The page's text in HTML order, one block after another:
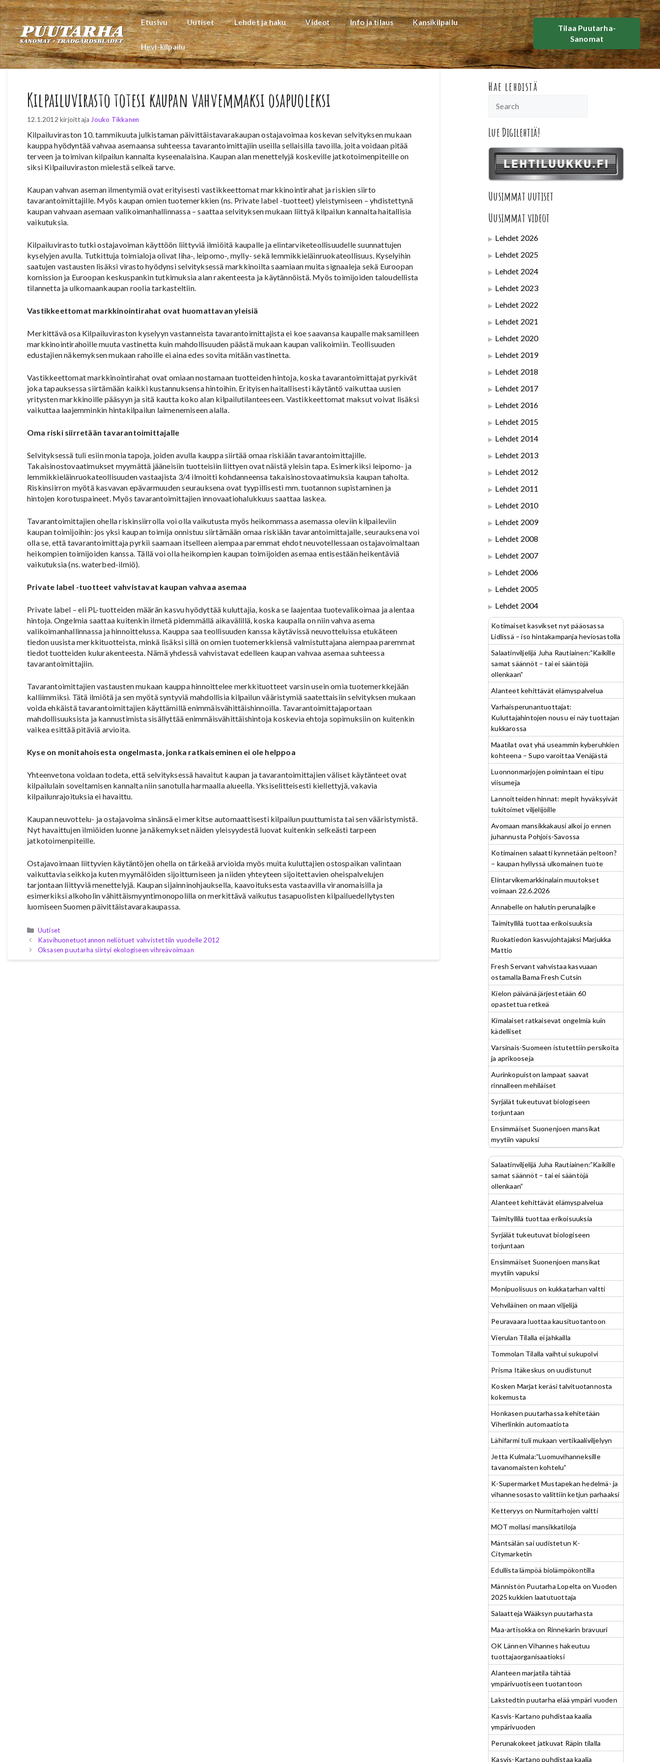
Siirry
sisältöön
Etusivu Uutiset Lehdet ja haku Videot Info ja tilaus Kansikilpailu
Hevi-kilpailu
Tilaa Puutarha-
Sanomat
Kilpailuvirasto totesi kaupan vahvemmaksi osapuoleksi
12.1.2012 kirjoittaja Jouko Tikkanen
Kilpailuviraston 10. tammikuuta julkistaman päivittäistavarakaupan ostajavoimaa koskevan selvityksen mukaan
kauppa hyödyntää vahvaa asemaansa suhteessa tavarantoimittajiin useilla sellaisilla tavoilla, joita voidaan pitää
terveen ja toimivan kilpailun kannalta kyseenalaisina. Kaupan alan menettelyjä koskeville jatkotoimenpiteille on
siksi Kilpailuviraston mielestä selkeä tarve.
Kaupan vahvan aseman ilmentymiä ovat erityisesti vastikkeettomat markkinointirahat ja riskien siirto
tavarantoimittajille. Myös kaupan omien tuotemerkkien (ns. Private label -tuotteet) yleistymiseen – yhdistettynä
kaupan vahvaan asemaan valikoimanhallinnassa – saattaa selvityksen mukaan liittyä kilpailun kannalta haitallisia
vaikutuksia.
Kilpailuvirasto tutki ostajavoiman käyttöön liittyviä ilmiöitä kaupalle ja elintarviketeollisuudelle suunnattujen
kyselyjen avulla. Tutkittuja toimialoja olivat liha-, leipomo-, mylly- sekä lemmikkieläinruokateollisuus. Kyselyihin
saatujen vastausten lisäksi virasto hyödynsi selvityksessä markkinoilta saamiaan muita signaaleja sekä Euroopan
komission ja Euroopan keskuspankin tutkimuksia alan rakenteesta ja käytännöistä. Myös toimijoiden taloudellista
tilannetta ja ulkomaankaupan roolia tarkasteltiin.
Vastikkeettomat markkinointirahat ovat huomattavan yleisiä
Merkittävä osa Kilpailuviraston kyselyyn vastanneista tavarantoimittajista ei koe saavansa kaupalle maksamilleen
markkinointirahoille muuta vastinetta kuin mahdollisuuden päästä mukaan kaupan valikoimiin. Teollisuuden
edustajien näkemyksen mukaan rahoille ei aina edes sovita mitään vastinetta.
Vastikkeettomat markkinointirahat ovat omiaan nostamaan tuotteiden hintoja, koska tavarantoimittajat pyrkivät
joka tapauksessa siirtämään kaikki kustannuksensa hintoihin. Erityisen haitallisesti käytäntö vaikuttaa uusien
yritysten markkinoille pääsyyn ja sitä kautta koko alan kilpailutilanteeseen. Vastikkeettomat maksut voivat lisäksi
vaikuttaa laajemminkin hintakilpailun laimenemiseen alalla.
Oma riski siirretään tavarantoimittajalle
Selvityksessä tuli esiin monia tapoja, joiden avulla kauppa siirtää omaa riskiään tavarantoimittajille.
Takaisinostovaatimukset myymättä jääneisiin tuotteisiin liittyen ovat näistä yleisin tapa. Esimerkiksi leipomo- ja
lemmikkieläinruokateollisuuden vastaajista 3/4 ilmoitti kohdanneensa takaisinostovaatimuksia kaupan taholta.
Riskinsiirron myötä kasvavan epävarmuuden seurauksena ovat tyypillisesti mm. tuotannon supistaminen ja
hintojen korotuspaineet. Myös tavarantoimittajien innovaatiohalukkuus saattaa laskea.
Tavarantoimittajien ohella riskinsiirrolla voi olla vaikutusta myös heikommassa asemassa oleviin kilpaileviin
kaupan toimijoihin: jos yksi kaupan toimija onnistuu siirtämään omaa riskiään tavarantoimittajalle, seurauksena voi
olla se, että tavarantoimittaja pyrkii saamaan itselleen aiempaa paremmat ehdot neuvotellessaan ostajavoimaltaan
heikompien toimijoiden kanssa. Tällä voi olla heikompien kaupan toimijoiden asemaa entisestään heikentäviä
vaikutuksia (ns. waterbed-ilmiö).
Private label -tuotteet vahvistavat kaupan vahvaa asemaa
Private label – eli PL-tuotteiden määrän kasvu hyödyttää kuluttajia, koska se laajentaa tuotevalikoimaa ja alentaa
hintoja. Ongelmia saattaa kuitenkin ilmetä pidemmällä aikavälillä, koska kaupalla on niin vahva asema
valikoimanhallinnassa ja hinnoittelussa. Kauppa saa teollisuuden kanssa käytävissä neuvotteluissa etukäteen
tiedon uusista merkkituotteista, minkä lisäksi sillä on omien tuotemerkkiensä valmistuttajana aiempaa paremmat
tiedot tuotteiden kulurakenteesta. Nämä yhdessä vahvistavat edelleen kaupan vahvaa asemaa suhteessa
tavarantoimittajiin.
Tavarantoimittajien vastausten mukaan kauppa hinnoittelee merkkituotteet varsin usein omia tuotemerkkejään
kalliimmiksi. Tätä ilmiötä ja sen myötä syntyviä mahdollisia kilpailun vääristymiä saatettaisiin selvityksen mukaan
voida ehkäistä tavarantoimittajien käyttämillä enimmäisvähittäishinnoilla. Tavarantoimittajaportaan
mahdollisuuksista ja kannustimista sisällyttää enimmäisvähittäishintoja koskevia ehtoja sopimuksiin on kuitenkin
vaikea esittää pitäviä arvioita.
Kyse on monitahoisesta ongelmasta, jonka ratkaiseminen ei ole helppoa
Yhteenvetona voidaan todeta, että selvityksessä havaitut kaupan ja tavarantoimittajien väliset käytänteet ovat
kilpailulain soveltamisen kannalta niin sanotulla harmaalla alueella. Yksiselitteisesti kiellettyjä, vakavia
kilpailunrajoituksia ei havaittu.
Kaupan neuvottelu- ja ostajavoima sinänsä ei merkitse automaattisesti kilpailun puuttumista tai sen vääristymistä.
Nyt havaittujen ilmiöiden luonne ja näkemykset näiden yleisyydestä luovat kuitenkin selkeästi tarpeen
jatkotoimenpiteille.
Ostajavoimaan liittyvien käytäntöjen ohella on tärkeää arvioida myös muita kuluttajien ostospaikan valintaan
vaikuttavia seikkoja kuten myymälöiden sijoittumiseen ja niiden yhteyteen sijoitettavien oheispalvelujen
tarjontaan liittyviä menettelyjä. Kaupan sijainninohjauksella, kaavoituksesta vastaavilla viranomaisilla ja
esimerkiksi alkoholin vähittäismyyntimonopolilla on merkittävä vaikutus tasapuolisten kilpailuedellytysten
luomiseen Suomen päivittäistavarakaupassa.
Kategoriat
Uutiset
Kasvihuonetuotannon neliötuet vahvistettiin vuodelle 2012
Oksasen puutarha siirtyi ekologiseen vihreävoimaan
Hae lehdistä
Lue Digilehtiä!
Uusimmat uutiset
Uusimmat videot
Lehdet 2026
Lehdet 2025
Lehdet 2024
Lehdet 2023
Lehdet 2022
Lehdet 2021
Lehdet 2020
Lehdet 2019
Lehdet 2018
Lehdet 2017
Lehdet 2016
Lehdet 2015
Lehdet 2014
Lehdet 2013
Lehdet 2012
Lehdet 2011
Lehdet 2010
Lehdet 2009
Lehdet 2008
Lehdet 2007
Lehdet 2006
Lehdet 2005
Lehdet 2004
Kotimaiset kasvikset nyt pääosassa
Lidlissä – iso hintakampanja heviosastolla
Salaatinviljelijä Juha Rautiainen:”Kaikille
samat säännöt – tai ei sääntöjä
ollenkaan”
Alanteet kehittävät elämyspalvelua
Varhaisperunantuottajat:
Kuluttajahintojen nousu ei näy tuottajan
kukkarossa
Maatilat ovat yhä useammin kyberuhkien
kohteena – Supo varoittaa Venäjästä
Luonnonmarjojen poimintaan ei tipu
viisumeja
Lannoitteiden hinnat: mepit hyväksyivät
tukitoimet viljelijöille
Avomaan mansikkakausi alkoi jo ennen
juhannusta Pohjois-Savossa
Kotimainen salaatti kynnetään peltoon?
– kaupan hyllyssä ulkomainen tuote
Elintarvikemarkkinalain muutokset
voimaan 22.6.2026
Annabelle on halutin perunalajike
Taimityllilä tuottaa erikoisuuksia
Ruokatiedon kasvujohtajaksi Marjukka
Mattio
Fresh Servant vahvistaa kasvuaan
ostamalla Bama Fresh Cutsin
Kielon päivänä järjestetään 60
opastettua retkeä
Kimalaiset ratkaisevat ongelmia kuin
kädelliset
Varsinais-Suomeen istutettiin persikoita
ja aprikooseja
Aurinkopuiston lampaat saavat
rinnalleen mehiläiset
Syrjälät tukeutuvat biologiseen
torjuntaan
Ensimmäiset Suonenjoen mansikat
myytiin vapuksi
Salaatinviljelijä Juha Rautiainen:”Kaikille
samat säännöt – tai ei sääntöjä
ollenkaan”
Alanteet kehittävät elämyspalvelua
Taimityllilä tuottaa erikoisuuksia
Syrjälät tukeutuvat biologiseen
torjuntaan
Ensimmäiset Suonenjoen mansikat
myytiin vapuksi
Monipuolisuus on kukkatarhan valtti
Vehviläinen on maan viljelijä
Peuravaara luottaa kausituotantoon
Vierulan Tilalla ei jahkailla
Tommolan Tilalla vaihtui sukupolvi
Prisma Itäkeskus on uudistunut
Kosken Marjat keräsi talvituotannosta
kokemusta
Honkasen puutarhassa kehitetään
Viherlinkin automaatiota
Lähifarmi tuli mukaan vertikaaliviljelyyn
Jetta Kulmala:”Luomuvihanneksille
tavanomaisten kohtelu”
K-Supermarket Mustapekan hedelmä- ja
vihannesosasto valittiin ketjun parhaaksi
Ketteryys on Nurmitarhojen valtti
MOT mollasi mansikkatiloja
Mäntsälän sai uudistetun K-
Citymarketin
Edullista lämpöä biolämpökontilla
Männistön Puutarha Lopelta on Vuoden
2025 kukkien laatutuottaja
Salaatteja Wääksyn puutarhasta
Maa-artisokka on Rinnekarin bravuuri
OK Lännen Vihannes hakeutuu
tuottajaorganisaatioksi
Alanteen marjatila tähtää
ympärivuotiseen tuotantoon
Lakstedtin puutarha elää ympäri vuoden
Kasvis-Kartano puhdistaa kaalia
ympärivuoden
Perunakokeet jatkuvat Räpin tilalla
Kasvis-Kartano puhdistaa kaalia